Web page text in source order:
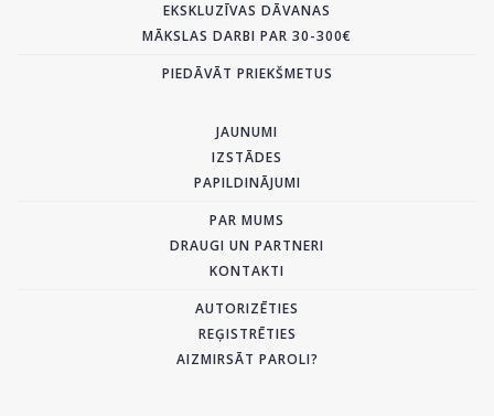
EKSKLUZĪVAS DĀVANAS
MĀKSLAS DARBI PAR 30-300€
PIEDĀVĀT PRIEKŠMETUS
JAUNUMI
IZSTĀDES
PAPILDINĀJUMI
PAR MUMS
DRAUGI UN PARTNERI
KONTAKTI
AUTORIZĒTIES
REĢISTRĒTIES
AIZMIRSĀT PAROLI?